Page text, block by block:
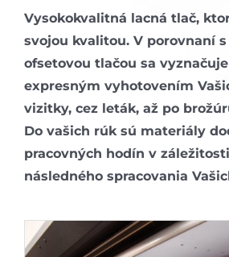
Vysokokvalitná lacná tlač,
svojou kvalitou. V porovnaní
ofsetovou tlačou sa
expresným vyhotovením
vizitky, cez leták, až po
Do vašich rúk sú materiály
pracovných hodín v
následného spracovania